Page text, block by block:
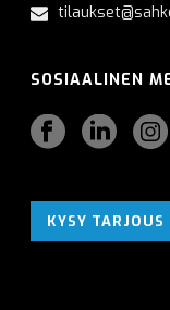
SOSIAALINEN
KYSY TARJOUS